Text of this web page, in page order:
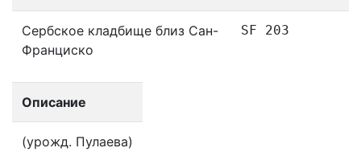
Сербское кладбище близ Сан-
Франциско
SF 203
Описание
(урожд. Пулаева)